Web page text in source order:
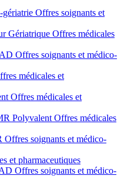
gériatrie Offres soignants et
Gériatrique Offres médicales
Offres soignants et médico-
médicales et
Offres médicales et
Polyvalent Offres médicales
Offres soignants et médico-
et pharmaceutiques
Offres soignants et médico-